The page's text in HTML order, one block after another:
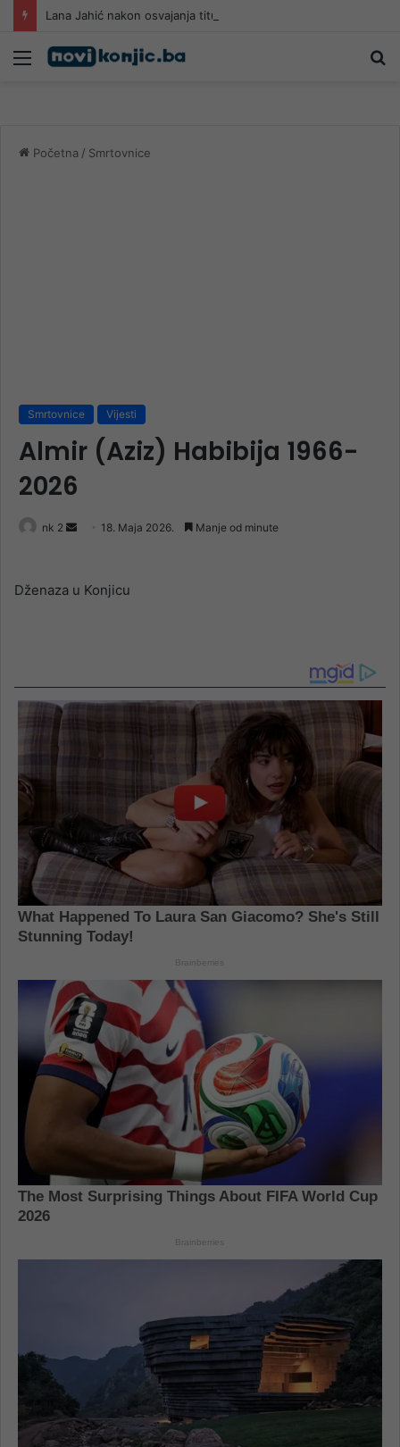
Meni
Početna / Smrtovnice
Smrtovnice Vijesti
Almir (Aziz) Habibija 1966-
2026
nk 2
Send 18. Maja 2026. Manje od minute
Dženaza u Konjicu